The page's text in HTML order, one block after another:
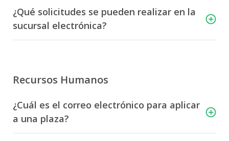
¿Qué solicitudes se pueden realizar en la
sucursal electrónica?
Recursos Humanos
¿Cuál es el correo electrónico para aplicar
a una plaza?